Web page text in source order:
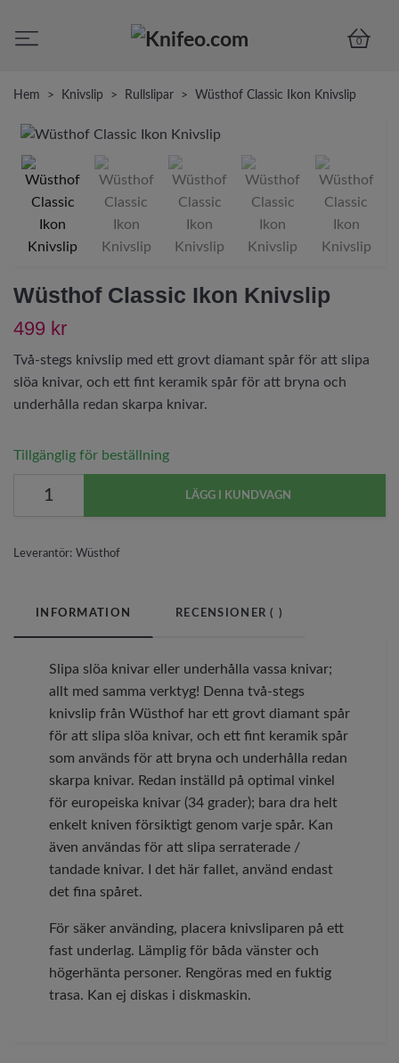
0
Hem Knivslip Rullslipar Wüsthof Classic Ikon Knivslip
Wüsthof Classic Ikon Knivslip
499 kr
Två-stegs knivslip med ett grovt diamant spår för att slipa
slöa knivar, och ett fint keramik spår för att bryna och
underhålla redan skarpa knivar.
Tillgänglig för beställning
LÄGG I KUNDVAGN
Leverantör: Wüsthof
INFORMATION RECENSIONER ( )
Slipa slöa knivar eller underhålla vassa knivar;
allt med samma verktyg! Denna två-stegs
knivslip från Wüsthof har ett grovt diamant spår
för att slipa slöa knivar, och ett fint keramik spår
som används för att bryna och underhålla redan
skarpa knivar. Redan inställd på optimal vinkel
för europeiska knivar (34 grader); bara dra helt
enkelt kniven försiktigt genom varje spår. Kan
även användas för att slipa serraterade /
tandade knivar. I det här fallet, använd endast
det fina spåret.
För säker använding, placera knivsliparen på ett
fast underlag. Lämplig för båda vänster och
högerhänta personer. Rengöras med en fuktig
trasa. Kan ej diskas i diskmaskin.